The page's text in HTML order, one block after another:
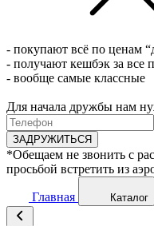
- покупают всё по ценам
- получают кешбэк за все
- вообще самые классные
Для начала дружбы нам
ЗАДРУЖИТЬСЯ
*Обещаем не звонить с
просьбой встретить из
Главная Каталог